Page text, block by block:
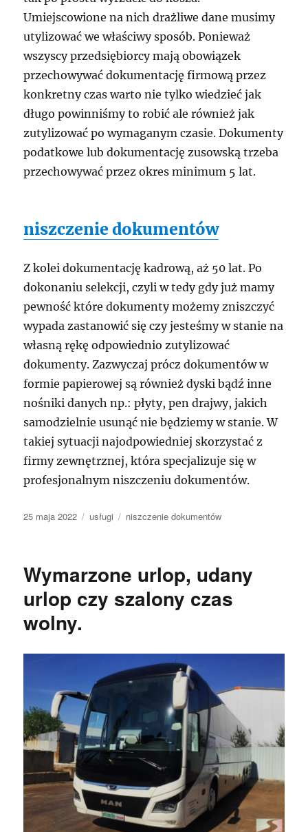
Umiejscowione na nich drażliwe dane musimy
utylizować we właściwy sposób. Ponieważ
wszyscy przedsiębiorcy mają obowiązek
przechowywać dokumentację firmową przez
konkretny czas warto nie tylko wiedzieć jak
długo powinniśmy to robić ale również jak
zutylizować po wymaganym czasie. Dokumenty
podatkowe lub dokumentację zusowską trzeba
przechowywać przez okres minimum 5 lat.
niszczenie dokumentów
Z kolei dokumentację kadrową, aż 50 lat. Po
dokonaniu selekcji, czyli w tedy gdy już mamy
pewność które dokumenty możemy zniszczyć
wypada zastanowić się czy jesteśmy w stanie na
własną rękę odpowiednio zutylizować
dokumenty. Zazwyczaj prócz dokumentów w
formie papierowej są również dyski bądź inne
nośniki danych np.: płyty, pen drajwy, jakich
samodzielnie usunąć nie będziemy w stanie. W
takiej sytuacji najodpowiedniej skorzystać z
firmy zewnętrznej, która specjalizuje się w
profesjonalnym niszczeniu dokumentów.
Data
25 maja 2022 Kategorie
usługi Tagi
niszczenie dokumentów
Wymarzone urlop, udany
urlop czy szalony czas
wolny.